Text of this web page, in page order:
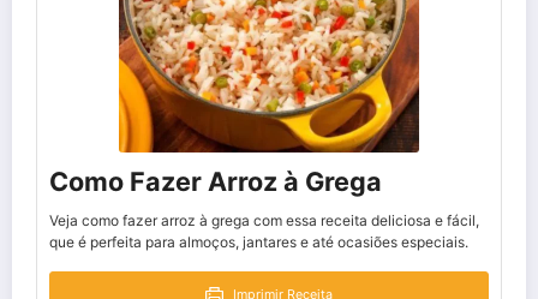
Como Fazer Arroz à Grega
Veja como fazer arroz à grega com essa receita deliciosa e fácil,
que é perfeita para almoços, jantares e até ocasiões especiais.
Imprimir Receita